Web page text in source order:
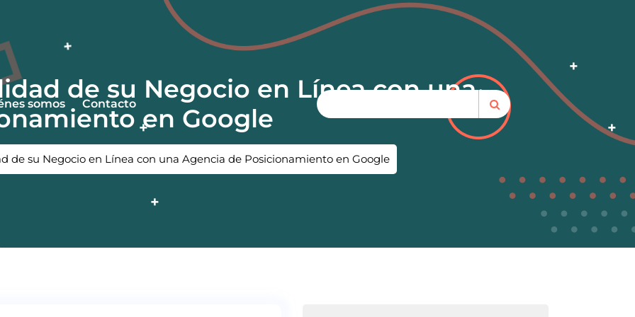
somos Contacto
de su Negocio en Línea con una
en Google
de su Negocio en Línea con una Agencia de Posicionamiento en Google